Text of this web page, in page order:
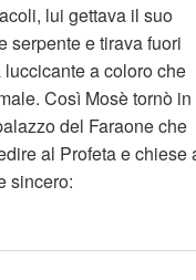
lui gettava il suo
serpente e tirava fuori
a coloro che
Così Mosè tornò in
del Faraone che
al Profeta e chiese
sincero: